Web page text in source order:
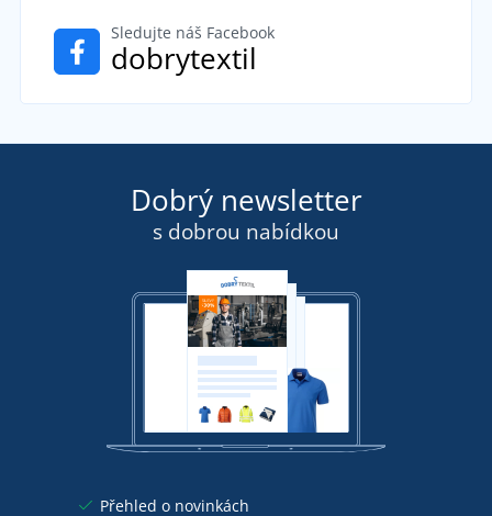
Sledujte náš Facebook
dobrytextil
Dobrý newsletter
s dobrou nabídkou
Přehled o novinkách